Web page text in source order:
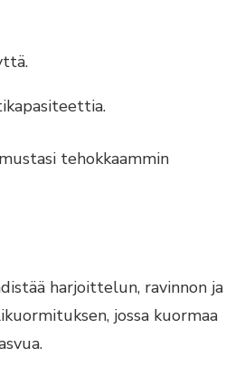
tehokkaammin
harjoittelun, ravinnon ja
jossa kuormaa